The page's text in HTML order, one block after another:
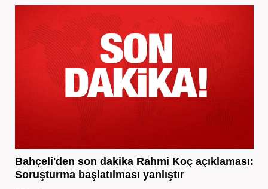
Bahçeli'den son dakika Rahmi Koç açıklaması:
Soruşturma başlatılması yanlıştır